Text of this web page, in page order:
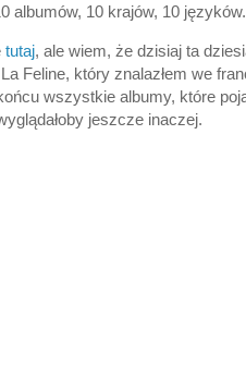
albumów, 10 krajów, 10 języków.
tutaj, ale wiem, że dzisiaj ta
Feline, który znalazłem we
wszystkie albumy, które
jeszcze inaczej.